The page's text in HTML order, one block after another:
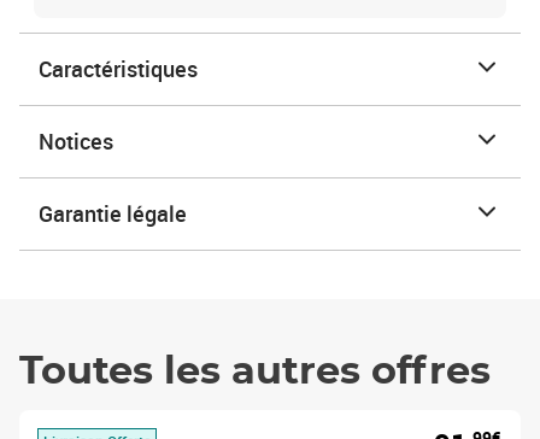
Caractéristiques
Notices
Garantie légale
Toutes les autres offres